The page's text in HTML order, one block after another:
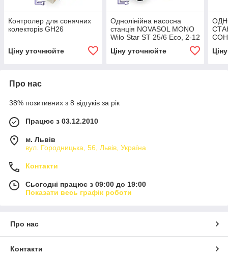
Контролер для сонячних
колекторів GH26
Ціну уточнюйте
Однолінійна насосна
станція NOVASOL MONO
Wilo Star ST 25/6 Eco, 2-12
"НР
Ціну уточнюйте
ST
Про нас
38% позитивних з 8 відгуків за рік
Працює з 03.12.2010
м. Львів
вул. Городницька, 56, Львів, Україна
Контакти
Сьогодні працює з 09:00 до 19:00
Показати весь графік роботи
Про нас
Контакти